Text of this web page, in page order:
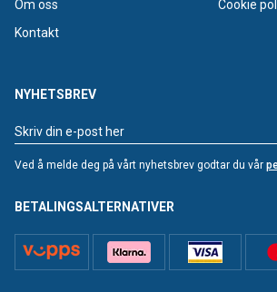
Om oss
Kontakt
Cookie
NYHETSBREV
Ved å melde deg på vårt nyhetsbrev godtar du vår
BETALINGSALTERNATIVER